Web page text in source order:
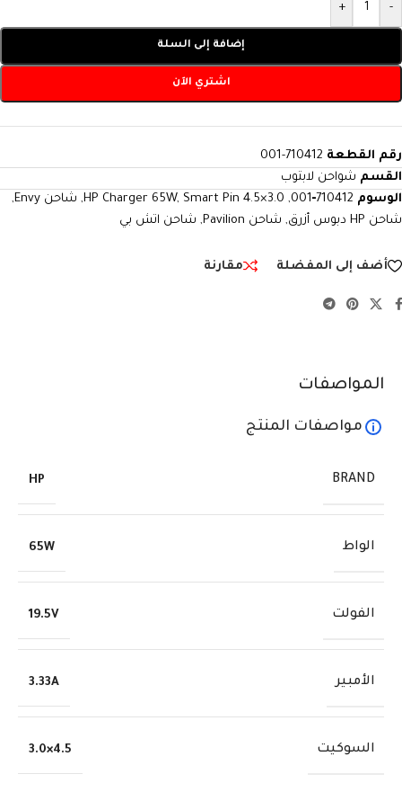
-
+
إضافة إلى السلة
اشتري الآن
رقم القطعة 710412-001
القسم شواحن لابتوب
الوسوم 710412‑001
,
HP Charger 65W, Smart Pin 4.5×3.0
, شاحن Envy
,
شاحن HP دبوس أزرق
, شاحن Pavilion , شاحن اتش بي
أضف إلى المفضلة مقارنة
المواصفات
مواصفات المنتج
BRAND
HP
الواط 65W
الفولت 19.5V
الأمبير 3.33A
السوكيت 4.5×3.0